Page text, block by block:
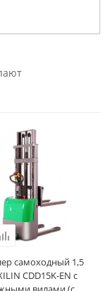
самоходный 1,5
CDD15K-EN с